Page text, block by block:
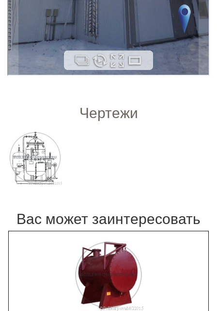
Чертежи
Вас может заинтересовать